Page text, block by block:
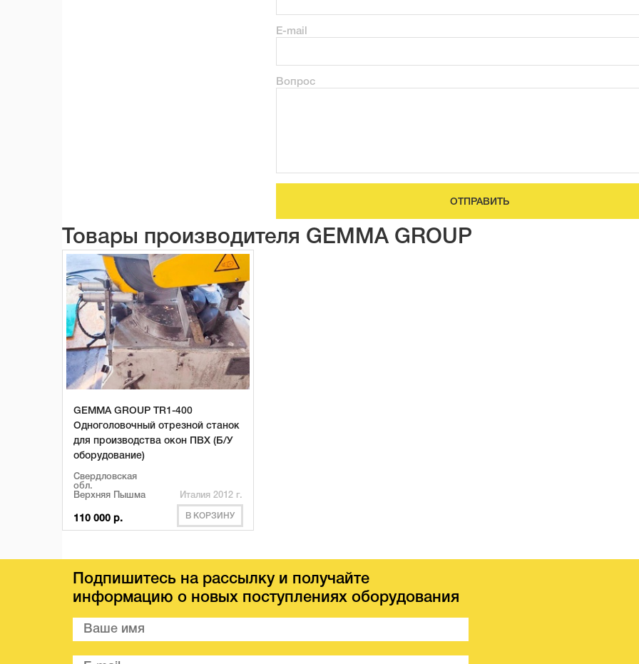
E-mail
Вопрос
ОТПРАВИТЬ
Товары производителя GEMMA GROUP
GEMMA GROUP TR1-400
Одноголовочный отрезной станок
для производства окон ПВХ (Б/У
оборудование)
Свердловская
обл.
Верхняя Пышма
Италия 2012 г.
110 000 р. В КОРЗИНУ
Подпишитесь на рассылку и получайте
информацию о новых поступлениях оборудования